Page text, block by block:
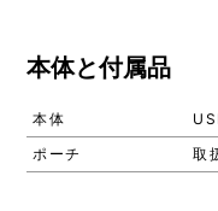
本体と付属品
本体
ポーチ
取